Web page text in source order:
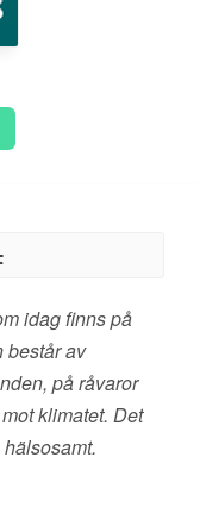
idag finns på
består av
på råvaror
klimatet. Det